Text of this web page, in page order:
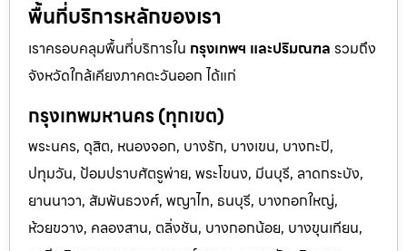
พื้นที่บริการหลักของเรา
เราครอบคลุมพื้นที่บริการใน กรุงเทพฯ และปริมณฑล รวมถึง
จังหวัดใกล้เคียงภาคตะวันออก ได้แก่
กรุงเทพมหานคร (ทุกเขต)
พระนคร, ดุสิต, หนองจอก, บางรัก, บางเขน, บางกะปิ,
ปทุมวัน, ป้อมปราบศัตรูพ่าย, พระโขนง, มีนบุรี, ลาดกระบัง,
ยานนาวา, สัมพันธวงศ์, พญาไท, ธนบุรี, บางกอกใหญ่,
ห้วยขวาง, คลองสาน, ตลิ่งชัน, บางกอกน้อย, บางขุนเทียน,